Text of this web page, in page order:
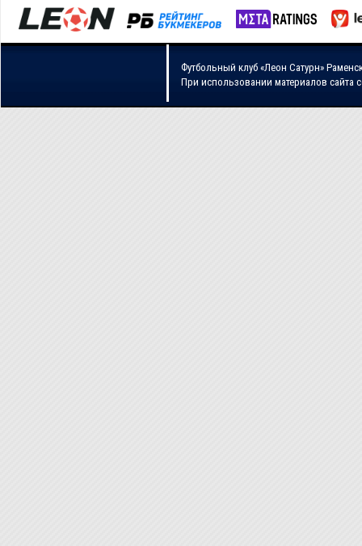
Футбольный клуб «Леон Сатурн»
При использовании материалов сайта